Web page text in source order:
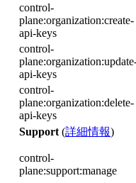
control-
plane:organization:create-
api-keys
control-
api-keys
control-
plane:organization:delete-
api-keys
Support (詳細情報)
control-
plane:support:manage